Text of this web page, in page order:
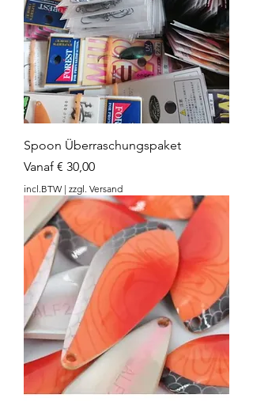
Spoon Überraschungspaket
Vanaf € 30,00
Verkoopprijs
incl.BTW | zzgl. Versand